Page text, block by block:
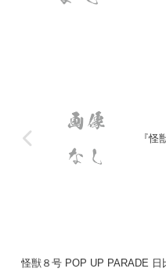
『怪
怪獣８号 POP UP PARADE 日